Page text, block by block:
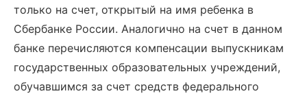
только на счет, открытый на имя ребенка в
Сбербанке России. Аналогично на счет в данном
банке перечисляются компенсации выпускникам
государственных образовательных учреждений,
обучавшимся за счет средств федерального